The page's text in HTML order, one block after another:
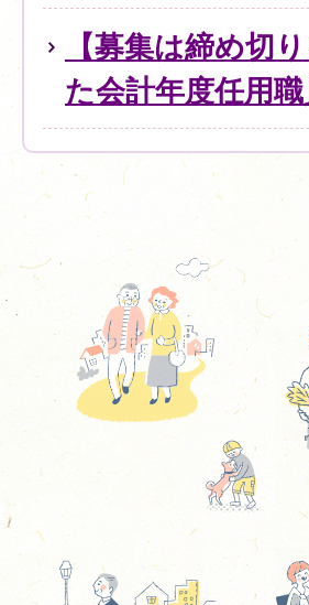
【募集は締め切
た会計年度任用